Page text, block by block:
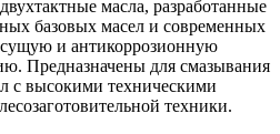
масла, разработанные
базовых масел и современных
и антикоррозионную
Предназначены для смазывания
с высокими техническими
техники.